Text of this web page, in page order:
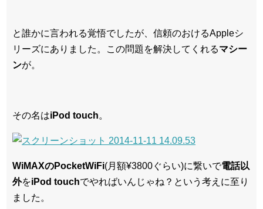
と誰かに言われる覚悟でしたが、信頼のおけるAppleシ
リーズにありました。この問題を解決してくれるマシー
ンが。
その名はiPod touch。
WiMAXのPocketWiFi(月額¥3800ぐらい)に繋いで電話以
外をiPod touchでやればいんじゃね？という考えに至り
ました。